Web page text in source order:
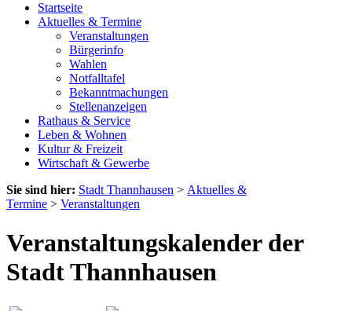
Startseite
Aktuelles & Termine
Veranstaltungen
Bürgerinfo
Wahlen
Notfalltafel
Bekanntmachungen
Stellenanzeigen
Rathaus & Service
Leben & Wohnen
Kultur & Freizeit
Wirtschaft & Gewerbe
Sie sind hier: Stadt Thannhausen > Aktuelles &
Termine > Veranstaltungen
Veranstaltungskalender der
Stadt Thannhausen